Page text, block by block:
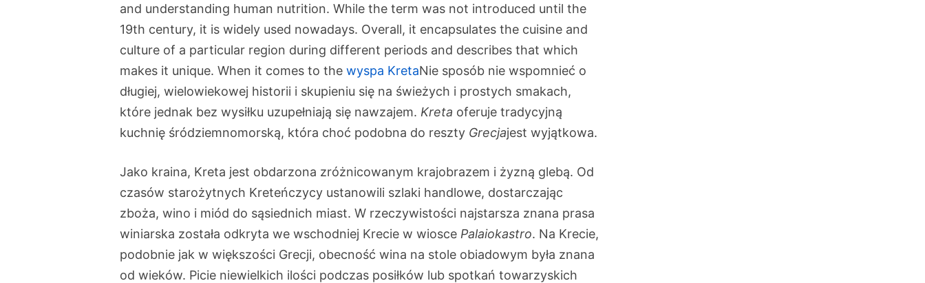
and understanding human nutrition. While the term was not introduced until the
19th century, it is widely used nowadays. Overall, it encapsulates the cuisine and
culture of a particular region during different periods and describes that which
makes it unique. When it comes to the wyspa KretaNie sposób nie wspomnieć o
długiej, wielowiekowej historii i skupieniu się na świeżych i prostych smakach,
które jednak bez wysiłku uzupełniają się nawzajem. Kreta oferuje tradycyjną
kuchnię śródziemnomorską, która choć podobna do reszty Grecjajest wyjątkowa.
Jako kraina, Kreta jest obdarzona zróżnicowanym krajobrazem i żyzną glebą. Od
czasów starożytnych Kreteńczycy ustanowili szlaki handlowe, dostarczając
zboża, wino i miód do sąsiednich miast. W rzeczywistości najstarsza znana prasa
winiarska została odkryta we wschodniej Krecie w wiosce Palaiokastro. Na Krecie,
podobnie jak w większości Grecji, obecność wina na stole obiadowym była znana
od wieków. Picie niewielkich ilości podczas posiłków lub spotkań towarzyskich